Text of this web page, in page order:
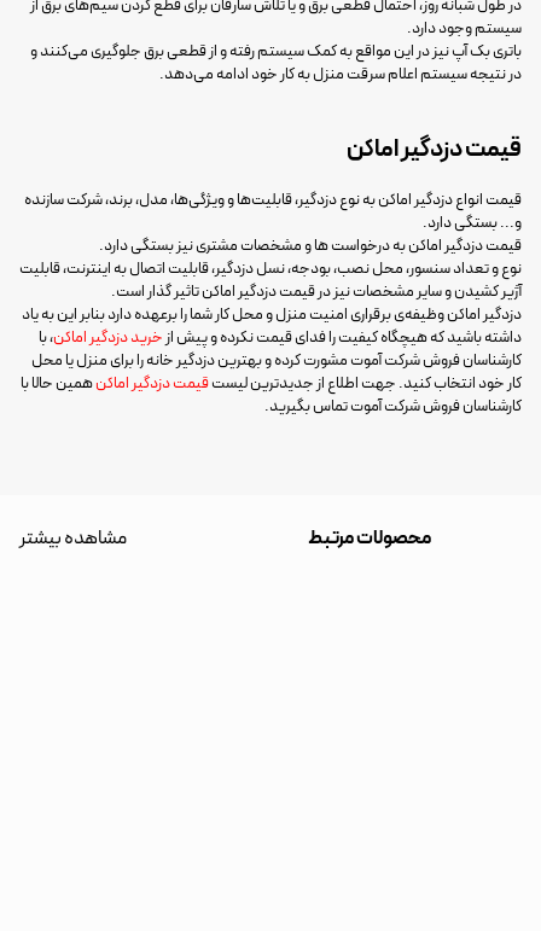
در طول شبانه روز، احتمال قطعی برق و یا تلاش سارقان برای قطع کردن سیم‌های برق از
سیستم وجود دارد.
باتری بک آپ نیز در این مواقع به کمک سیستم رفته و از قطعی برق جلوگیری می‌کنند و
در نتیجه سیستم اعلام سرقت منزل به کار خود ادامه می‌دهد.
قیمت دزدگیر اماکن
قیمت انواع دزدگیر اماکن به نوع دزدگیر، قابلیت‌ها و ویژگی‌ها، مدل، برند، شرکت سازنده
و... بستگی دارد.
قیمت دزدگیر اماکن به درخواست ها و مشخصات مشتری نیز بستگی دارد.
نوع و تعداد سنسور، محل نصب، بودجه، نسل دزدگیر، قابلیت اتصال به اینترنت، قابلیت
آژیر کشیدن و سایر مشخصات نیز در قیمت دزدگیر اماکن تاثیر گذار است.
دزدگیر اماکن وظیفه‌ی برقراری امنیت منزل و محل کار شما را برعهده دارد بنابر این به یاد
داشته باشید که هیچگاه کیفیت را فدای قیمت نکرده و پیش ازخرید دزدگیر اماکن، با
کارشناسان فروش شرکت آموت مشورت کرده و بهترین دزدگیر خانه را برای منزل یا محل‌
کار خود انتخاب کنید. جهت اطلاع از جدیدترین لیستقیمت دزدگیر اماکنهمین حالا با
کارشناسان فروش شرکت آموت تماس بگیرید.
محصولات مرتبط مشاهده بیشتر